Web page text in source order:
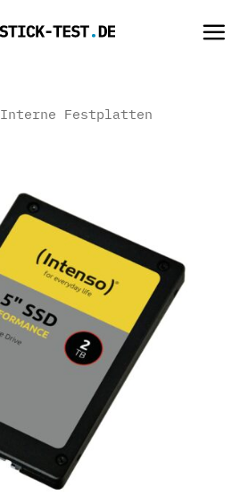
Interne Festplatten